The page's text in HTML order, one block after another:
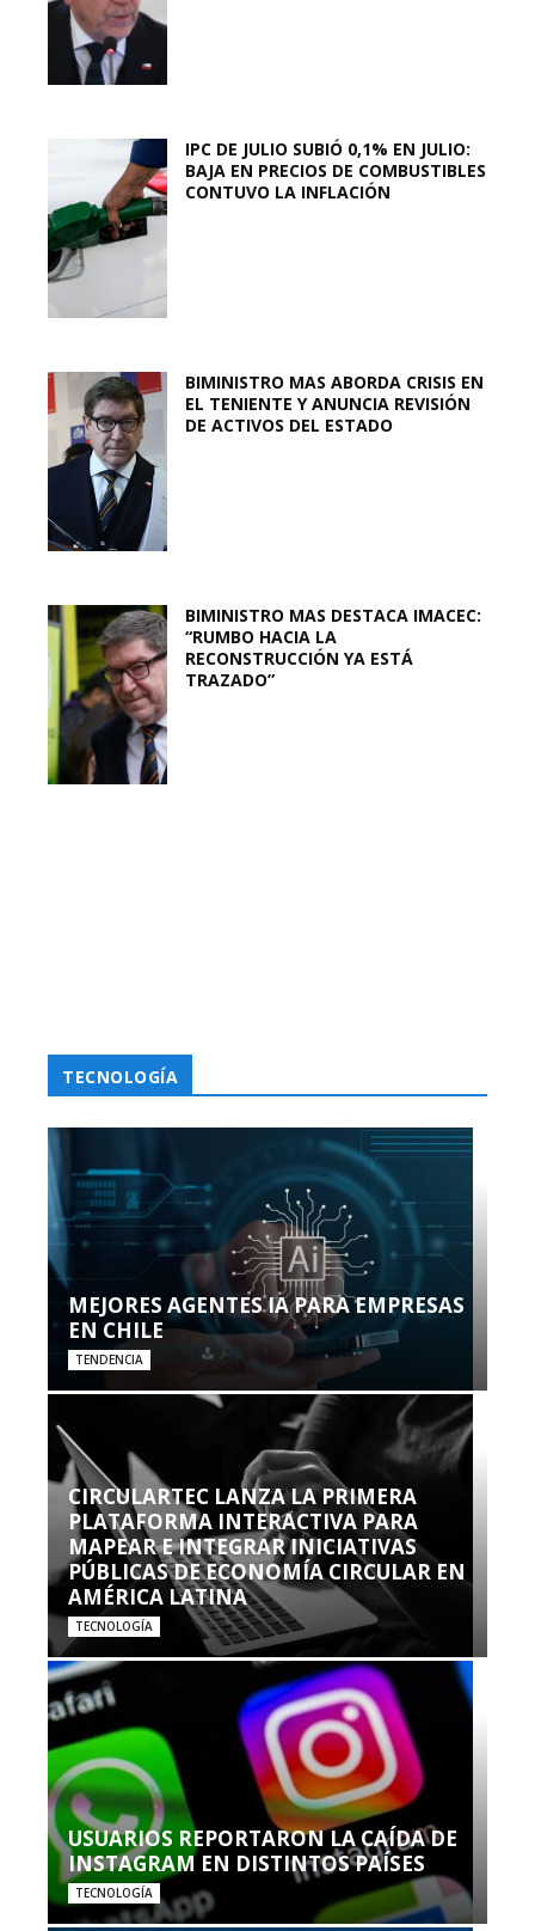
IPC DE JULIO SUBIÓ 0,1% EN JULIO:
BAJA EN PRECIOS DE COMBUSTIBLES
CONTUVO LA INFLACIÓN
BIMINISTRO MAS ABORDA CRISIS EN
EL TENIENTE Y ANUNCIA REVISIÓN
DE ACTIVOS DEL ESTADO
BIMINISTRO MAS DESTACA IMACEC:
“RUMBO HACIA LA
RECONSTRUCCIÓN YA ESTÁ
TRAZADO”
TECNOLOGÍA
MEJORES AGENTES IA PARA EMPRESAS
EN CHILE
TENDENCIA
CIRCULARTEC LANZA LA PRIMERA
PLATAFORMA INTERACTIVA PARA
MAPEAR E INTEGRAR INICIATIVAS
PÚBLICAS DE ECONOMÍA CIRCULAR EN
AMÉRICA LATINA
TECNOLOGÍA
USUARIOS REPORTARON LA CAÍDA DE
INSTAGRAM EN DISTINTOS PAÍSES
TECNOLOGÍA